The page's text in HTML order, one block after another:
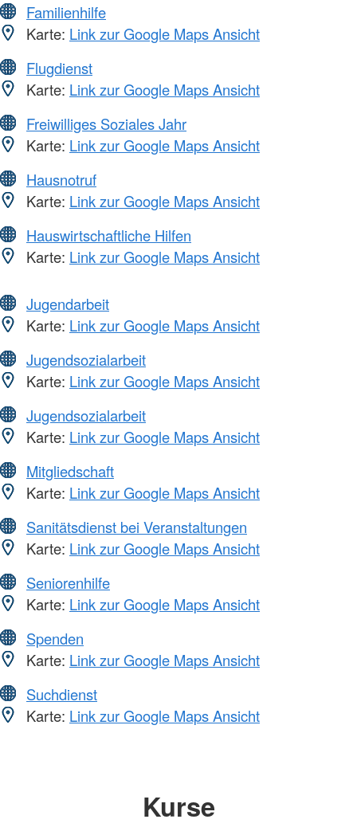
Familienhilfe
Karte: Link zur Google Maps Ansicht
Flugdienst
Karte: Link zur Google Maps Ansicht
Freiwilliges Soziales Jahr
Karte: Link zur Google Maps Ansicht
Hausnotruf
Karte: Link zur Google Maps Ansicht
Hauswirtschaftliche Hilfen
Karte: Link zur Google Maps Ansicht
Jugendarbeit
Karte: Link zur Google Maps Ansicht
Jugendsozialarbeit
Karte: Link zur Google Maps Ansicht
Jugendsozialarbeit
Karte: Link zur Google Maps Ansicht
Mitgliedschaft
Karte: Link zur Google Maps Ansicht
Sanitätsdienst bei Veranstaltungen
Karte: Link zur Google Maps Ansicht
Seniorenhilfe
Karte: Link zur Google Maps Ansicht
Spenden
Karte: Link zur Google Maps Ansicht
Suchdienst
Karte: Link zur Google Maps Ansicht
Kurse